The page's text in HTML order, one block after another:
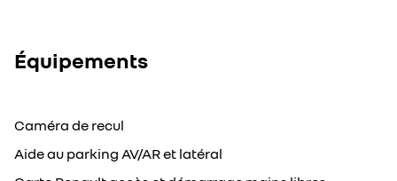
Équipements
Caméra de recul
Aide au parking AV/AR et latéral